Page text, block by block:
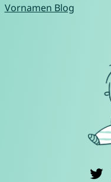
Vornamen Blog